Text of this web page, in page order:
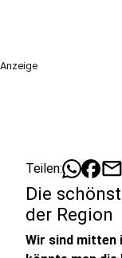
Anzeige
Teilen: mail
Die
der Region
Wir sind mitten